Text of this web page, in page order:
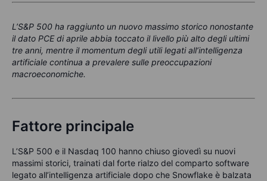
L’S&P 500 ha raggiunto un nuovo massimo storico nonostante
il dato PCE di aprile abbia toccato il livello più alto degli ultimi
tre anni, mentre il momentum degli utili legati all’intelligenza
artificiale continua a prevalere sulle preoccupazioni
macroeconomiche.
Fattore principale
L’S&P 500 e il Nasdaq 100 hanno chiuso giovedì su nuovi
massimi storici, trainati dal forte rialzo del comparto software
legato all’intelligenza artificiale dopo che Snowflake è balzata